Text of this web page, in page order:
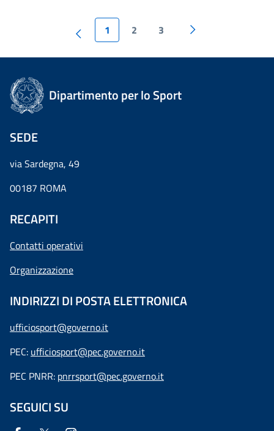
1 2 3
Dipartimento per lo Sport
SEDE
via Sardegna, 49
00187 ROMA
RECAPITI
Contatti operativi
Organizzazione
INDIRIZZI DI POSTA ELETTRONICA
ufficiosport@governo.it
PEC: ufficiosport@pec.governo.it
PEC PNRR: pnrrsport@pec.governo.it
SEGUICI SU